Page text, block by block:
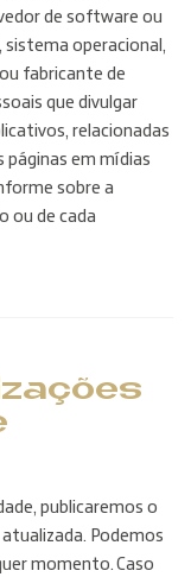
de software ou
sistema operacional,
fabricante de
que divulgar
relacionadas
páginas em mídias
sobre a
ou de cada
publicaremos o
Podemos
momento. Caso